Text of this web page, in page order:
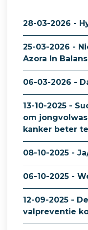
28-03-2026 -
25-03-2026 -
Azora In
06-03-2026 -
13-10-2025 -
om
kanker beter
08-10-2025 -
06-10-2025 -
12-09-2025 -
valpreventie